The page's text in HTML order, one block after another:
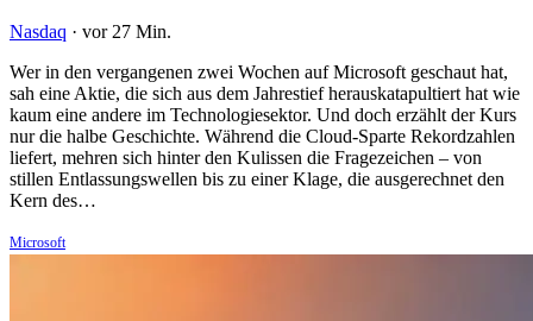
Nasdaq · vor 27 Min.
Wer in den vergangenen zwei Wochen auf Microsoft geschaut hat,
sah eine Aktie, die sich aus dem Jahrestief herauskatapultiert hat wie
kaum eine andere im Technologiesektor. Und doch erzählt der Kurs
nur die halbe Geschichte. Während die Cloud-Sparte Rekordzahlen
liefert, mehren sich hinter den Kulissen die Fragezeichen – von
stillen Entlassungswellen bis zu einer Klage, die ausgerechnet den
Kern des…
Microsoft